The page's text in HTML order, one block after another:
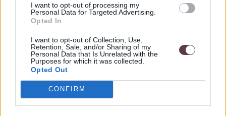
I want to opt-out of processing my
Personal Data for Targeted Advertising.
Opted In
I want to opt-out of Collection, Use,
Retention, Sale, and/or Sharing of my
Personal Data that Is Unrelated with the
Purposes for which it was collected.
Opted Out
CONFIRM
NE 10 CZ Pearl
Výrobca: Vamira
Kategórie: Dámske náušnice
Farba: Strieborná
Materiál: